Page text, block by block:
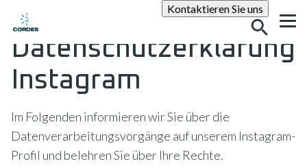
Kontaktieren Sie unsSuche
Datenschutzerklärung
Instagram
Im Folgenden informieren wir Sie über die
Datenverarbeitungsvorgänge auf unserem Instagram-
Profil und belehren Sie über Ihre Rechte.